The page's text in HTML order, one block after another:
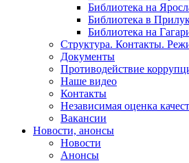
Библиотека на
Библиотека в
Библиотека на
Структура. Контакты.
Документы
Противодействие
Наше видео
Контакты
Независимая оценка
Вакансии
Новости, анонсы
Новости
Анонсы